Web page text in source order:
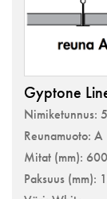
Gyptone
Nimiketunnus:
Reunamuoto: A
Mitat (mm):
Paksuus (mm):